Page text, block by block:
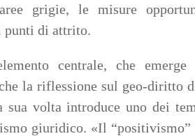
grigie, le misure
punti di attrito.
centrale, che
la riflessione sul geo-diritto
sua volta introduce uno dei
giuridico. «Il